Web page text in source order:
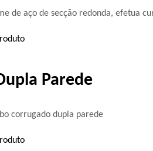
de aço de secção redonda, efetua
Parede
corrugado dupla parede